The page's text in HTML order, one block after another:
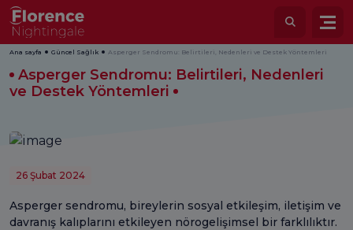
Ana sayfa Güncel Sağlık Asperger Sendromu: Belirtileri, Nedenleri ve Destek Yöntemleri
Asperger Sendromu: Belirtileri, Nedenleri
ve Destek Yöntemleri
26 Şubat 2024
Asperger sendromu, bireylerin sosyal etkileşim, iletişim ve
davranış kalıplarını etkileyen nörogelişimsel bir farklılıktır.